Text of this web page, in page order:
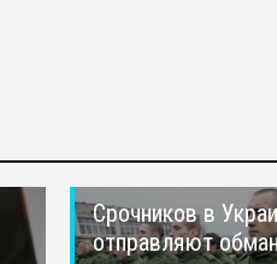
Срочников в
отправляют